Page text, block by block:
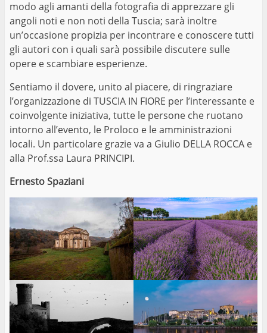
modo agli amanti della fotografia di apprezzare gli
angoli noti e non noti della Tuscia; sarà inoltre
un’occasione propizia per incontrare e conoscere tutti
gli autori con i quali sarà possibile discutere sulle
opere e scambiare esperienze.
Sentiamo il dovere, unito al piacere, di ringraziare
l’organizzazione di TUSCIA IN FIORE per l’interessante e
coinvolgente iniziativa, tutte le persone che ruotano
intorno all’evento, le Proloco e le amministrazioni
locali. Un particolare grazie va a Giulio DELLA ROCCA e
alla Prof.ssa Laura PRINCIPI.
Ernesto Spaziani